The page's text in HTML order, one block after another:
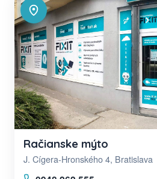
Račianske mýto
J. Cígera-Hronského 4, Bratislava